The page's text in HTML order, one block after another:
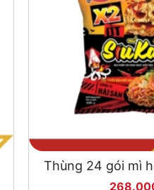
Thùng 24 gói mì
129g